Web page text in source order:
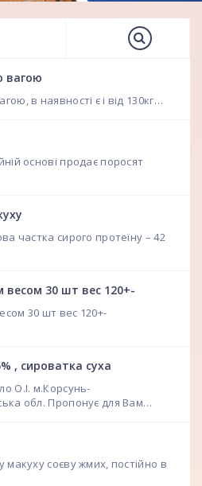
вагою
в наявності є і від 130кг…
основі продає поросят
частка сирого протеїну – 42
30 шт вес 120+-
30 шт вес 120+-
, сироватка суха
О.І. м.Корсунь-
обл. Пропонує для Вам…
макуху соєву жмих, постійно в